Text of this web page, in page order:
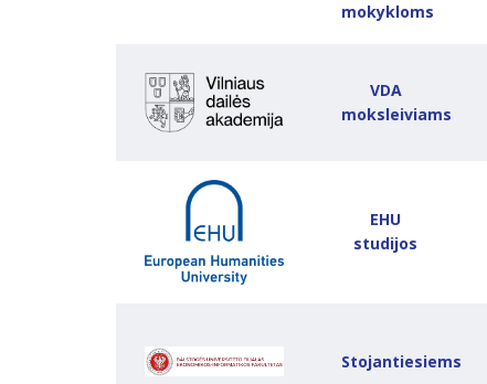
mokykloms
VDA
moksleiviams
EHU
studijos
Stojantiesiems